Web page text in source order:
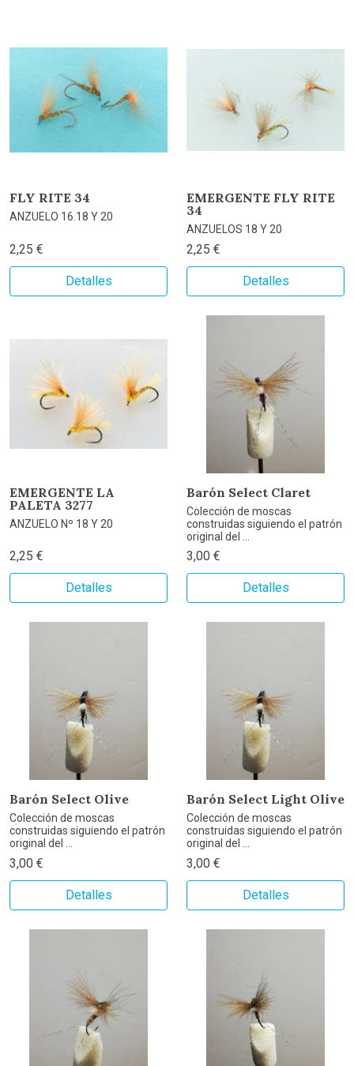
FLY RITE 34
ANZUELO 16.18 Y 20
2,25 €
Detalles
EMERGENTE FLY RITE
34
ANZUELOS 18 Y 20
2,25 €
Detalles
EMERGENTE LA
PALETA 3277
ANZUELO Nº 18 Y 20
2,25 €
Detalles
Barón Select Claret
Colección de moscas
construidas siguiendo el patrón
original del ...
3,00 €
Detalles
Barón Select Olive
Colección de moscas
construidas siguiendo el patrón
original del ...
3,00 €
Detalles
Barón Select Light Olive
Colección de moscas
construidas siguiendo el patrón
original del ...
3,00 €
Detalles